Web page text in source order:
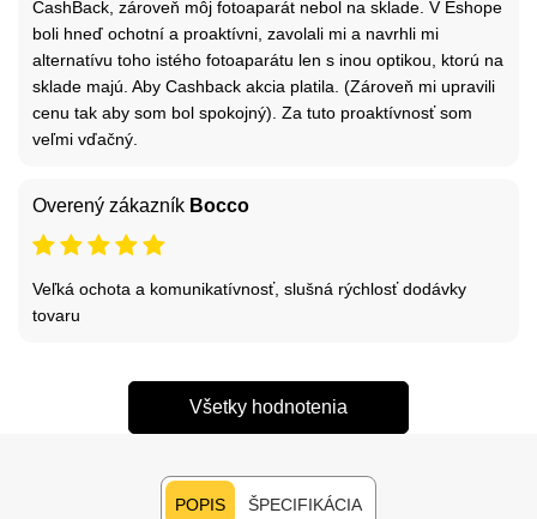
CashBack, zároveň môj fotoaparát nebol na sklade. V Eshope
boli hneď ochotní a proaktívni, zavolali mi a navrhli mi
alternatívu toho istého fotoaparátu len s inou optikou, ktorú na
sklade majú. Aby Cashback akcia platila. (Zároveň mi upravili
cenu tak aby som bol spokojný). Za tuto proaktívnosť som
veľmi vďačný.
Overený zákazník Bocco
Veľká ochota a komunikatívnosť, slušná rýchlosť dodávky
tovaru
Všetky hodnotenia
POPIS ŠPECIFIKÁCIA